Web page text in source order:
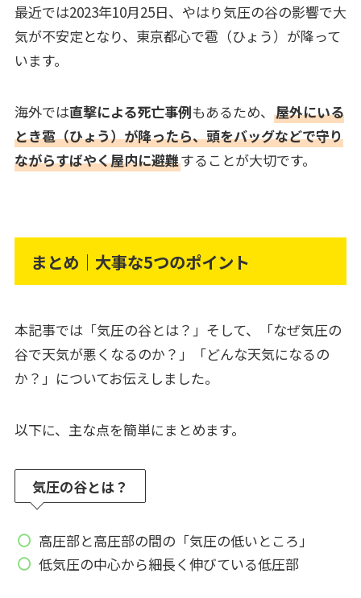
最近では2023年10月25日、やはり気圧の谷の影響で大
気が不安定となり、東京都心で雹（ひょう）が降って
います。
海外では直撃による死亡事例もあるため、 屋外にいる
とき雹（ひょう）が降ったら、頭をバッグなどで守り
ながらすばやく屋内に避難することが大切です。
まとめ｜大事な5つのポイント
本記事では「気圧の谷とは？」そして、「なぜ気圧の
谷で天気が悪くなるのか？」「どんな天気になるの
か？」についてお伝えしました。
以下に、主な点を簡単にまとめます。
気圧の谷とは？
高圧部と高圧部の間の「気圧の低いところ」
低気圧の中心から細長く伸びている低圧部